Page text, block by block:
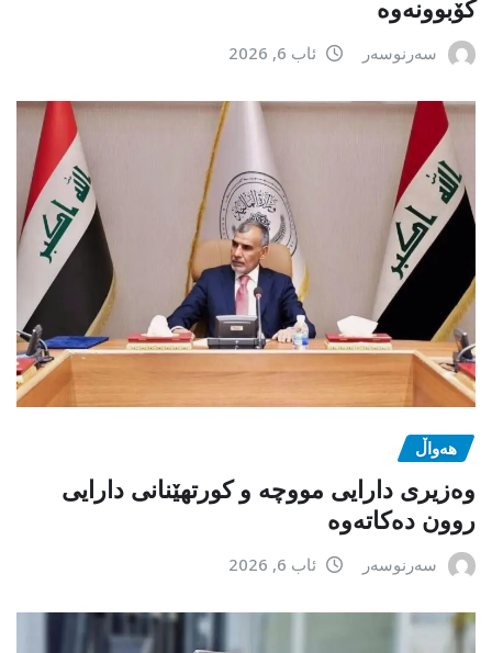
کۆبوونەوە
سەرنوسەر ئاب 6, 2026
هەواڵ
وەزیری دارایی مووچە و کورتهێنانی دارایی
روون دەکاتەوە
سەرنوسەر ئاب 6, 2026